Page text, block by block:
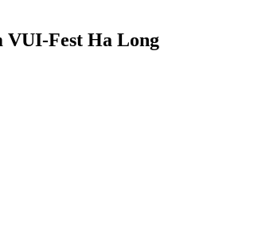
VUI-Fest Ha Long